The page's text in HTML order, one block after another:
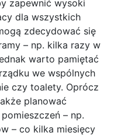
zapewnić wysoki
dla wszystkich
zdecydować się
– np. kilka razy w
warto pamiętać
we wspólnych
czy toalety. Oprócz
planować
– np.
– co kilka miesięcy